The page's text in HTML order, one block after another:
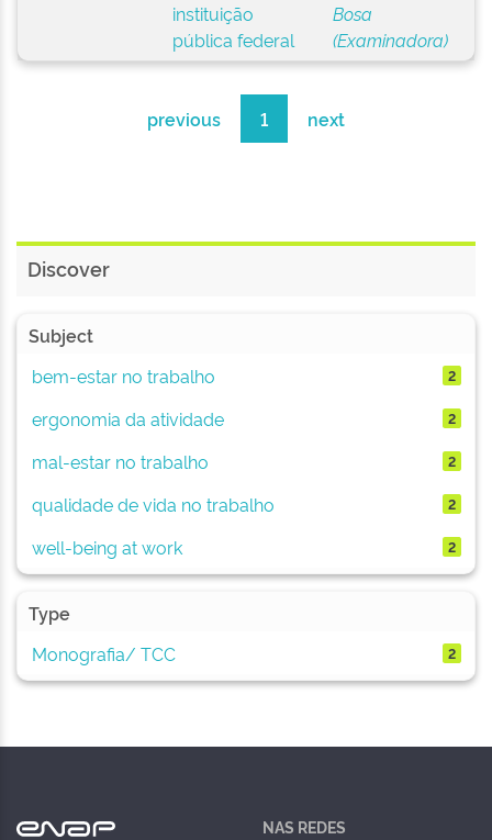
instituição
pública federal
Bosa
(Examinadora)
previous 1 next
Discover
Subject
bem-estar no trabalho
2
ergonomia da atividade 2
mal-estar no trabalho 2
qualidade de vida no trabalho 2
well-being at work 2
Type
Monografia/ TCC
2
NAS REDES